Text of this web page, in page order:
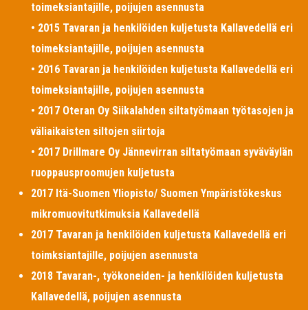
toimeksiantajille, poijujen asennusta
• 2015 Tavaran ja henkilöiden kuljetusta Kallavedellä eri
toimeksiantajille, poijujen asennusta
• 2016 Tavaran ja henkilöiden kuljetusta Kallavedellä eri
toimeksiantajille, poijujen asennusta
• 2017 Oteran Oy Siikalahden siltatyömaan työtasojen ja
väliaikaisten siltojen siirtoja
• 2017 Drillmare Oy Jännevirran siltatyömaan syväväylän
ruoppausproomujen kuljetusta
2017 Itä-Suomen Yliopisto/ Suomen Ympäristökeskus
mikromuovitutkimuksia Kallavedellä
2017 Tavaran ja henkilöiden kuljetusta Kallavedellä eri
toimksiantajille, poijujen asennusta
2018 Tavaran-, työkoneiden- ja henkilöiden kuljetusta
Kallavedellä, poijujen asennusta